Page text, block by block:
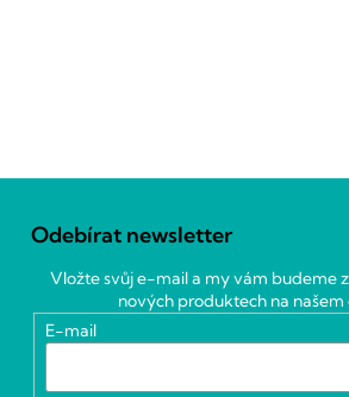
Odebírat newsletter
Vložte svůj e-mail a my vám budeme
nových produktech na
E-mail